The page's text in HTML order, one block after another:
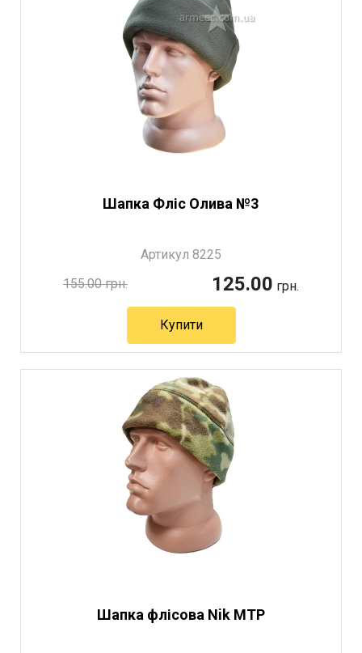
Шапка Фліс Олива №3
Артикул 8225
155.00 грн.
125.00 грн.
Купити
Шапка флісова Nik МТР